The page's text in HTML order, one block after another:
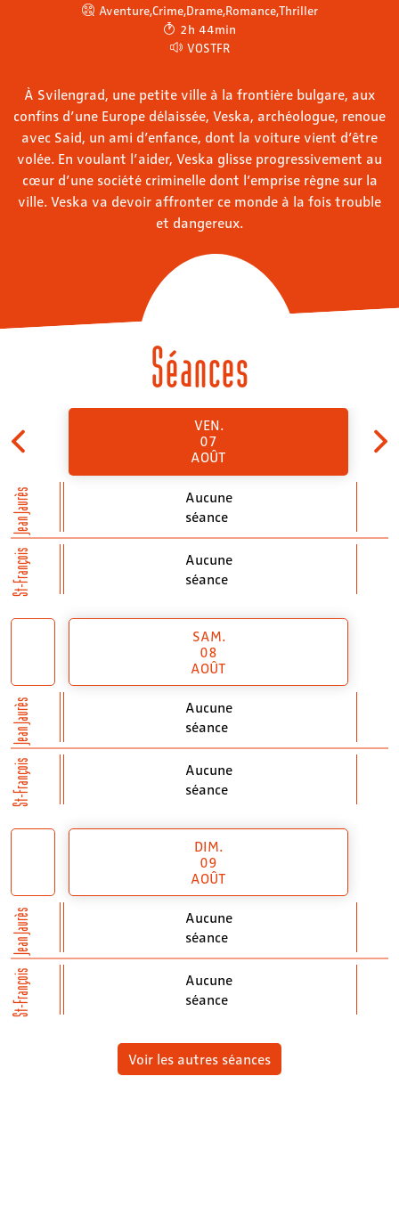
Aventure,Crime, Drame, Romance,Thriller
2h 44min
VOSTFR
À Svilengrad, une petite ville à la frontière bulgare, aux
confins d’une Europe délaissée, Veska, archéologue, renoue
avec Said, un ami d’enfance, dont la voiture vient d’être
volée. En voulant l’aider, Veska glisse progressivement au
cœur d’une société criminelle dont l’emprise règne sur la
ville. Veska va devoir affronter ce monde à la fois trouble
et dangereux.
Séances
Jean Jaurès
St-François
VEN.
07
AOÛT
Aucune
séance
Aucune
séance
Jean Jaurès
St-François
SAM.
08
AOÛT
Aucune
séance
Aucune
séance
Jean Jaurès
St-François
DIM.
09
AOÛT
Aucune
séance
Aucune
séance
Voir les autres séances